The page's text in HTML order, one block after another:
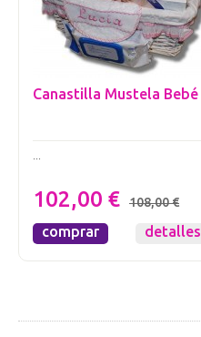
Canastilla Mustela Bebé
102,00 € 108,00 €
comprar detalles